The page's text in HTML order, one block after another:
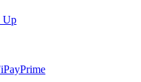
Up
PayPrime